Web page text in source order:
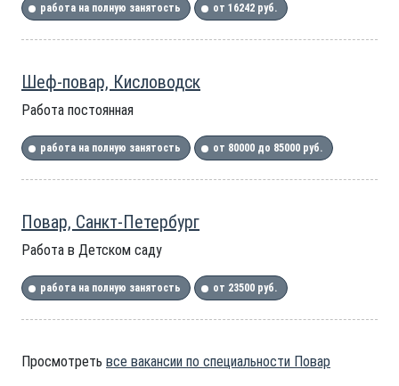
работа на полную занятость от 16242 руб.
Шеф-повар, Кисловодск
Работа постоянная
работа на полную занятость от 80000 до 85000 руб.
Повар, Санкт-Петербург
Работа в Детском саду
работа на полную занятость от 23500 руб.
Просмотреть все вакансии по специальности Повар